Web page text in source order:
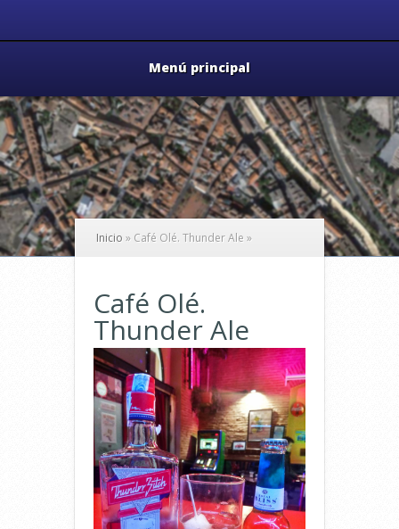
Menú principal
Inicio » Café Olé. Thunder Ale »
Café Olé.
Thunder Ale